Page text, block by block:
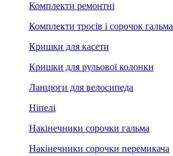
Комплекти ремонтні
Комплекти тросів і сорочок гальма
Кришки для касети
Кришки для рульової колонки
Ланцюги для велосипеда
Ніпелі
Накінечники сорочки гальма
Накінечники сорочки перемикача